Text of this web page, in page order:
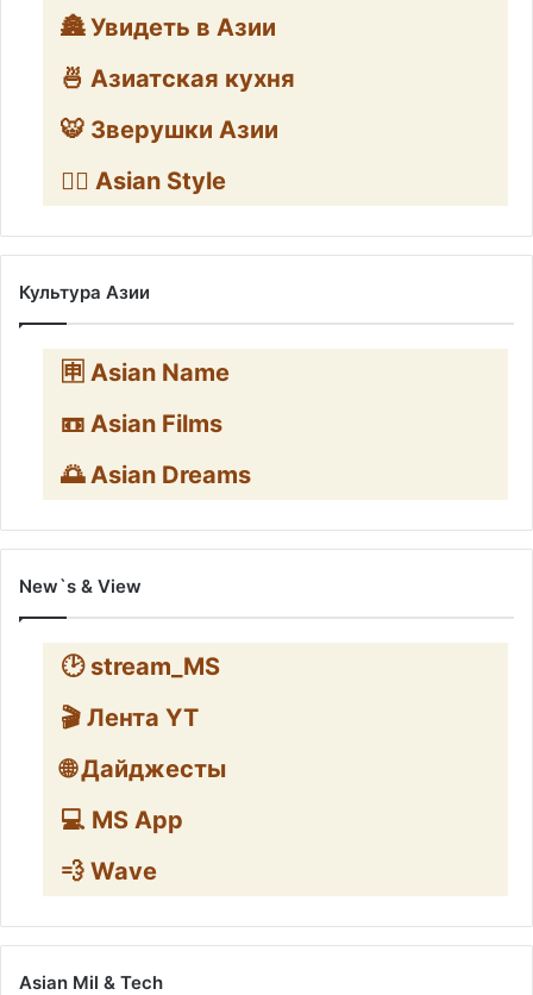
🏯 Увидеть в Азии
🍜 Азиатская кухня
🐯 Зверушки Азии
🧛‍♂️ Asian Style
Культура Азии
🈸 Asian Name
📼 Asian Films
🌅 Asian Dreams
New`s & View
🕑 stream_MS
🎬 Лента YT
🌐 Дайджесты
💻 MS App
💨 Wave
Asian Mil & Tech